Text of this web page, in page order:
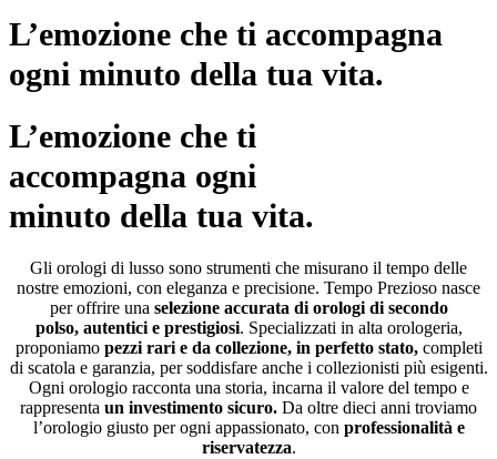
L’emozione che ti accompagna
ogni minuto della tua vita.
L’emozione che ti
accompagna ogni
minuto della tua vita.
Gli orologi di lusso sono strumenti che misurano il tempo delle
nostre emozioni, con eleganza e precisione. Tempo Prezioso nasce
per offrire una selezione accurata di orologi di secondo
polso, autentici e prestigiosi. Specializzati in alta orologeria,
proponiamo pezzi rari e da collezione, in perfetto stato,completi
di scatola e garanzia, per soddisfare anche i collezionisti più esigenti.
Ogni orologio racconta una storia, incarna il valore del tempo e
rappresenta un investimento sicuro. Da oltre dieci anni troviamo
l’orologio giusto per ogni appassionato, con professionalità e
riservatezza.